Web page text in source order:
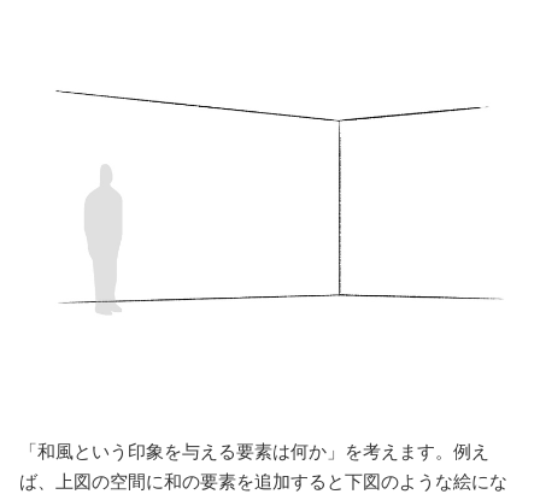
「和風という印象を与える要素は何か」を考えます。例え
ば、上図の空間に和の要素を追加すると下図のような絵にな